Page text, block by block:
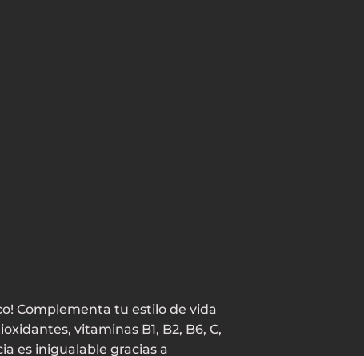
Complementa tu estilo de vida
vitaminas B1, B2, B6, C,
es inigualable gracias a